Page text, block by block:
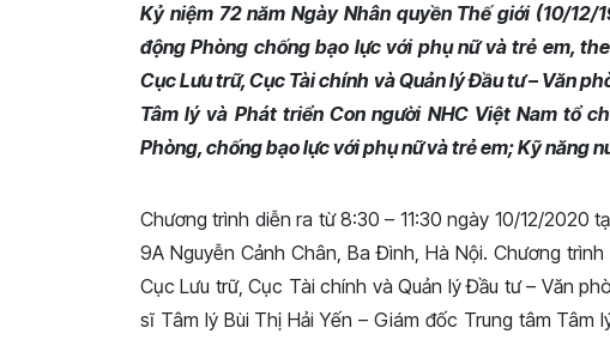
Kỷ niệm 72 năm Ngày Nhân quyền Thế giới (10/
động Phòng chống bạo lực với phụ nữ và trẻ em,
Cục Lưu trữ, Cục Tài chính và Quản lý Đầu tư – Văn
Tâm lý và Phát triển Con người NHC Việt Nam tổ
Phòng, chống bạo lực với phụ nữ và trẻ em; Kỹ năng
Chương trình diễn ra từ 8:30 – 11:30 ngày 10/12/2020
9A Nguyễn Cảnh Chân, Ba Đình, Hà Nội. Chương
Cục Lưu trữ, Cục Tài chính và Quản lý Đầu tư – Văn
sĩ Tâm lý Bùi Thị Hải Yến – Giám đốc Trung tâm Tâm